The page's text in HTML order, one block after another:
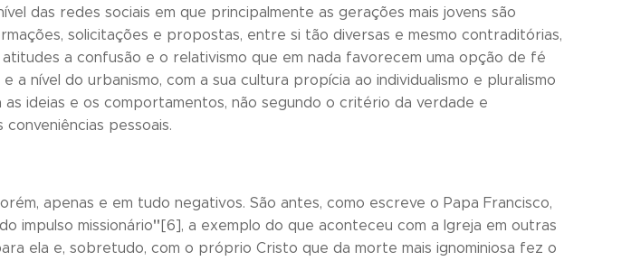
das redes sociais em que principalmente as gerações mais jovens são
solicitações e propostas, entre si tão diversas e mesmo contraditórias,
a confusão e o relativismo que em nada favorecem uma opção de fé
a nível do urbanismo, com a sua cultura propícia ao individualismo e pluralismo
as ideias e os comportamentos, não segundo o critério da verdade e
pessoais.
apenas e em tudo negativos. São antes, como escreve o Papa Francisco,
impulso missionário"[6], a exemplo do que aconteceu com a Igreja em outras
ela e, sobretudo, com o próprio Cristo que da morte mais ignominiosa fez o